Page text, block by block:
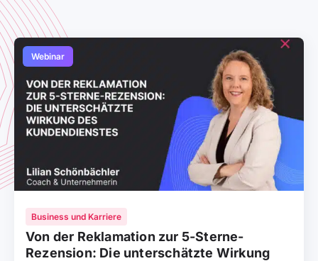
Webinar
Business und Karriere
Von der Reklamation zur 5-Sterne-
Rezension: Die unterschätzte Wirkung